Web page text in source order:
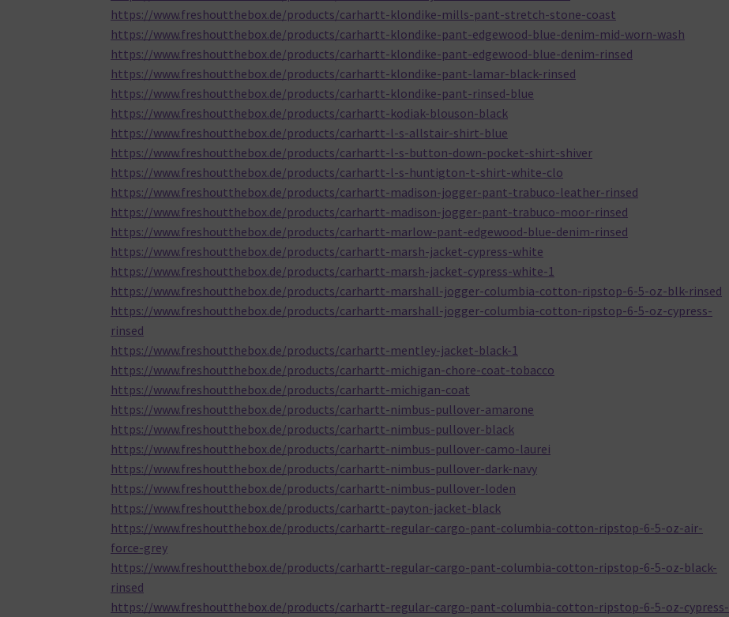
https://www.freshoutthebox.de/products/carhartt-klondike-mills-pant-stretch-stone-coast
https://www.freshoutthebox.de/products/carhartt-klondike-pant-edgewood-blue-denim-mid-worn-wash
https://www.freshoutthebox.de/products/carhartt-klondike-pant-edgewood-blue-denim-rinsed
https://www.freshoutthebox.de/products/carhartt-klondike-pant-lamar-black-rinsed
https://www.freshoutthebox.de/products/carhartt-klondike-pant-rinsed-blue
https://www.freshoutthebox.de/products/carhartt-kodiak-blouson-black
https://www.freshoutthebox.de/products/carhartt-l-s-allstair-shirt-blue
https://www.freshoutthebox.de/products/carhartt-l-s-button-down-pocket-shirt-shiver
https://www.freshoutthebox.de/products/carhartt-l-s-huntigton-t-shirt-white-clo
https://www.freshoutthebox.de/products/carhartt-madison-jogger-pant-trabuco-leather-rinsed
https://www.freshoutthebox.de/products/carhartt-madison-jogger-pant-trabuco-moor-rinsed
https://www.freshoutthebox.de/products/carhartt-marlow-pant-edgewood-blue-denim-rinsed
https://www.freshoutthebox.de/products/carhartt-marsh-jacket-cypress-white
https://www.freshoutthebox.de/products/carhartt-marsh-jacket-cypress-white-1
https://www.freshoutthebox.de/products/carhartt-marshall-jogger-columbia-cotton-ripstop-6-5-oz-blk-rinsed
https://www.freshoutthebox.de/products/carhartt-marshall-jogger-columbia-cotton-ripstop-6-5-oz-cypress-
rinsed
https://www.freshoutthebox.de/products/carhartt-mentley-jacket-black-1
https://www.freshoutthebox.de/products/carhartt-michigan-chore-coat-tobacco
https://www.freshoutthebox.de/products/carhartt-michigan-coat
https://www.freshoutthebox.de/products/carhartt-nimbus-pullover-amarone
https://www.freshoutthebox.de/products/carhartt-nimbus-pullover-black
https://www.freshoutthebox.de/products/carhartt-nimbus-pullover-camo-laurei
https://www.freshoutthebox.de/products/carhartt-nimbus-pullover-dark-navy
https://www.freshoutthebox.de/products/carhartt-nimbus-pullover-loden
https://www.freshoutthebox.de/products/carhartt-payton-jacket-black
https://www.freshoutthebox.de/products/carhartt-regular-cargo-pant-columbia-cotton-ripstop-6-5-oz-air-
force-grey
https://www.freshoutthebox.de/products/carhartt-regular-cargo-pant-columbia-cotton-ripstop-6-5-oz-black-
rinsed
https://www.freshoutthebox.de/products/carhartt-regular-cargo-pant-columbia-cotton-ripstop-6-5-oz-cypress-